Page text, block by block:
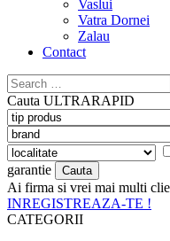
Vaslui
Vatra Dornei
Zalau
Contact
Search
for:
Cauta ULTRARAPID
garantie
Ai firma si vrei mai multi
INREGISTREAZA-TE !
CATEGORII